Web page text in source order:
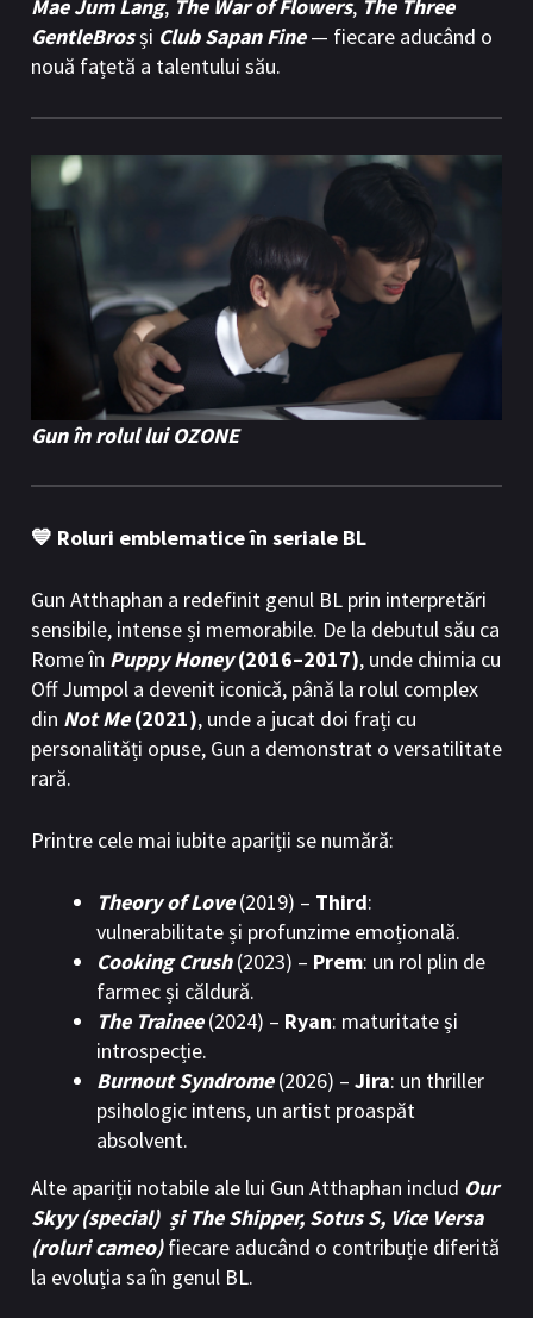
Mae Jum Lang, The War of Flowers, The Three
GentleBrosși Club Sapan Fine— fiecare aducând o
nouă fațetă a talentului său.
Gun în rolul lui OZONE
💙 Roluri emblematice în seriale BL
Gun Atthaphan a redefinit genul BL prin interpretări
sensibile, intense și memorabile. De la debutul său ca
Rome în Puppy Honey(2016–2017), unde chimia cu
Off Jumpol a devenit iconică, până la rolul complex
din Not Me(2021), unde a jucat doi frați cu
personalități opuse, Gun a demonstrat o versatilitate
rară.
Printre cele mai iubite apariții se numără:
Theory of Love(2019) – Third:
vulnerabilitate și profunzime emoțională.
Cooking Crush(2023) – Prem: un rol plin de
farmec și căldură.
The Trainee(2024) – Ryan: maturitate și
introspecție.
Burnout Syndrome(2026) – Jira: un thriller
psihologic intens, un artist proaspăt
absolvent.
Alte apariții notabile ale lui Gun Atthaphan includ Our
Skyy (special) și The Shipper, Sotus S, Vice Versa
(roluri cameo)fiecare aducând o contribuție diferită
la evoluția sa în genul BL.